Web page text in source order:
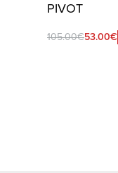
PIVOT
105.00€53.00€